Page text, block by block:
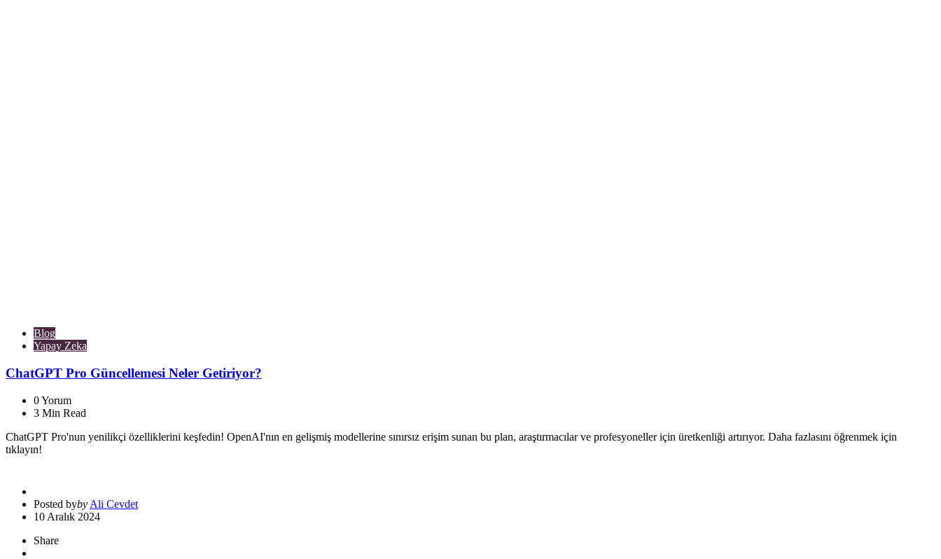
Blog
Yapay Zeka
ChatGPT Pro Güncellemesi Neler Getiriyor?
0Yorum
3 Min Read
ChatGPT Pro'nun yenilikçi özelliklerini keşfedin! OpenAI'nın en gelişmiş modellerine sınırsız erişim sunan bu plan, araştırmacılar ve profesyoneller için üretkenliği artırıyor. Daha fazlasını öğrenmek için
tıklayın!
Posted byby Ali Cevdet
10 Aralık 2024
Share